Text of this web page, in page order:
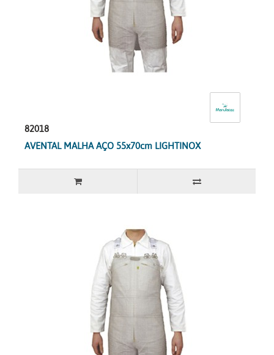
82018
AVENTAL MALHA AÇO 55x70cm LIGHTINOX